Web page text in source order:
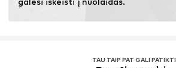
TAU TAIP PAT GALI PATIKTI